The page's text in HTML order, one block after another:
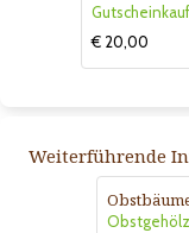
€ 20,00
Weiterführende